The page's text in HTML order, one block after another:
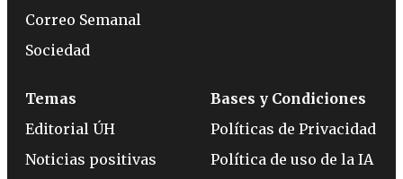
Correo Semanal
Sociedad
Temas
Editorial ÚH
Noticias positivas
Bases y Condiciones
Políticas de Privacidad
Política de uso de la IA